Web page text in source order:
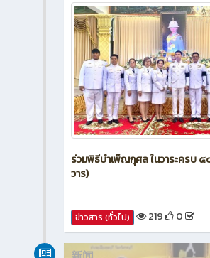
ร่วมพิธีบำเพ็ญกุศล ในวาระครบ
วาร)
ข่าวสาร (ทั่วไป) 219 0